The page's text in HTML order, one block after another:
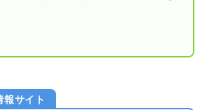
報サイト